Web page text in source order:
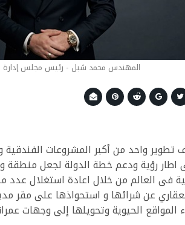
المهندس محمد شبل - رئيس مجلس إدارة
واحد من أكبر المشروعات الفندقية
اطار رؤية ودعم خطة الدولة لجعل
فى العالم من خلال اعادة استغلال عدد
عن شرائها و استحواذها على مقر
المواقع الحيوية وتحويلها إلى وجهات